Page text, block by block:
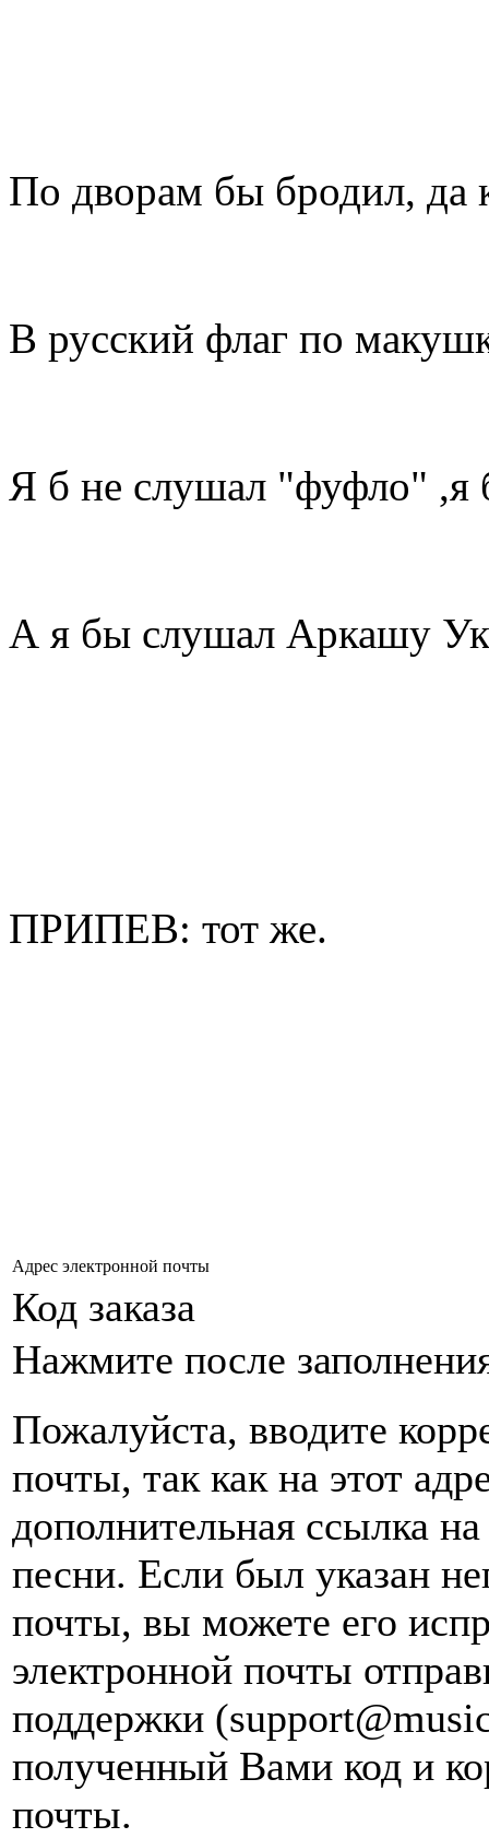
По дворам бы бродил, да
В русский флаг по
Я б не слушал "фуфло"
А я бы слушал Аркашу
ПРИПЕВ: тот же.
Адрес электронной почты
Код заказа
Нажмите после
Пожалуйста, вводите
почты, так как на этот
дополнительная ссылка
песни. Если был указан
почты, вы можете его
электронной почты
поддержки
полученный Вами код и
почты.